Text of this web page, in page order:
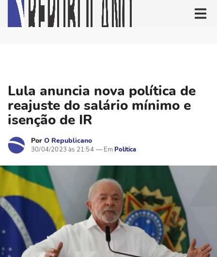
Lula anuncia nova política de
reajuste do salário mínimo e
isenção de IR
Por O Republicano
30/04/2023 às 21:54 Política